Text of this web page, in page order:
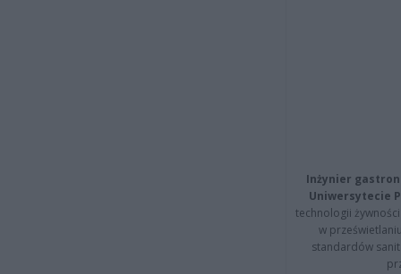
Inżynier
Uniwersytecie
technologii
w
standardów